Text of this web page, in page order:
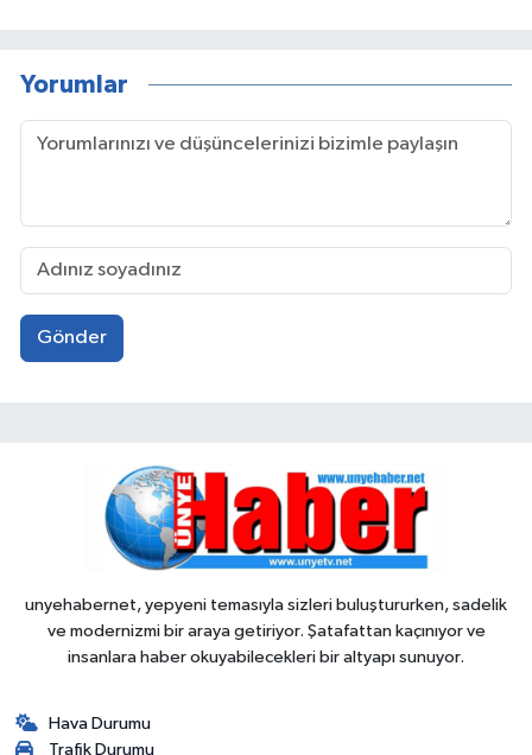
Yorumlar
Gönder
unyehabernet, yepyeni temasıyla sizleri buluştururken, sadelik
ve modernizmi bir araya getiriyor. Şatafattan kaçınıyor ve
insanlara haber okuyabilecekleri bir altyapı sunuyor.
Hava Durumu
Trafik Durumu